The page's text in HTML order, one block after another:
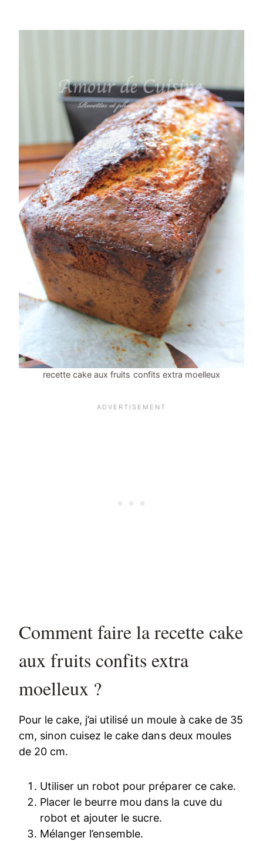
recette cake aux fruits confits extra moelleux
Comment faire la recette cake
aux fruits confits extra
moelleux ?
Pour le cake, j’ai utilisé un moule à cake de 35
cm, sinon cuisez le cake dans deux moules
de 20 cm.
Utiliser un robot pour préparer ce cake.
Placer le beurre mou dans la cuve du
robot et ajouter le sucre.
Mélanger l’ensemble.